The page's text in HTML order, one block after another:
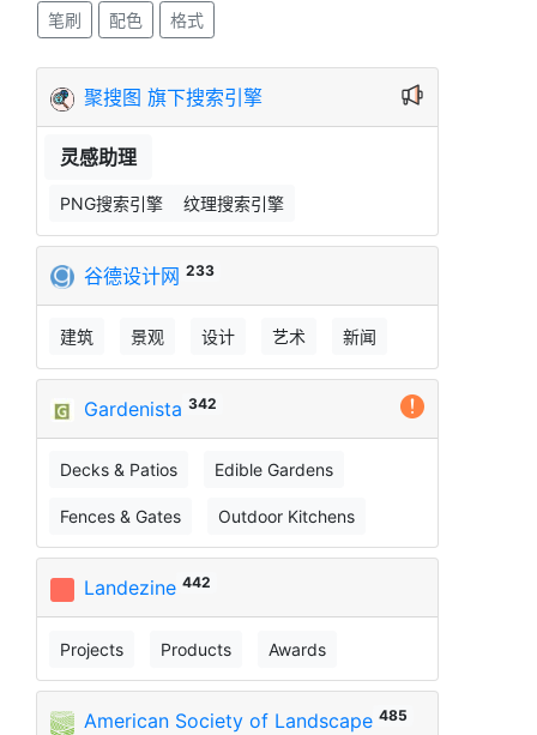
笔刷 配色 格式
聚搜图 旗下搜索引擎
灵感助理
PNG搜索引擎 纹理搜索引擎
谷德设计网 233
建筑 景观 设计 艺术 新闻
Gardenista 342
Decks & Patios Edible Gardens
Fences & Gates Outdoor Kitchens
Landezine 442
Projects Products Awards
American Society of Landscape 485